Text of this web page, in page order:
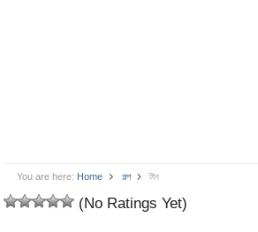
You are here: Home গল্প টান
(No Ratings Yet)